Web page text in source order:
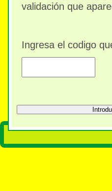
validación que
Ingresa el codigo